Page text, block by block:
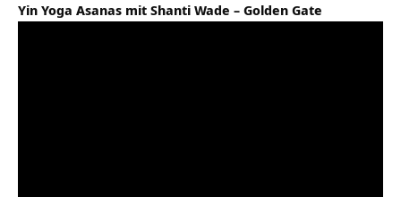
Yin Yoga Asanas mit Shanti Wade – Golden Gate